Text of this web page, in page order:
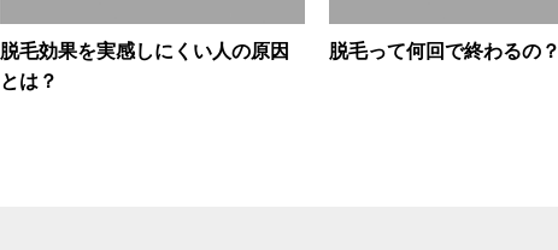
脱毛効果を実感しにくい人の原因
とは？
脱毛って何回で終わるの？